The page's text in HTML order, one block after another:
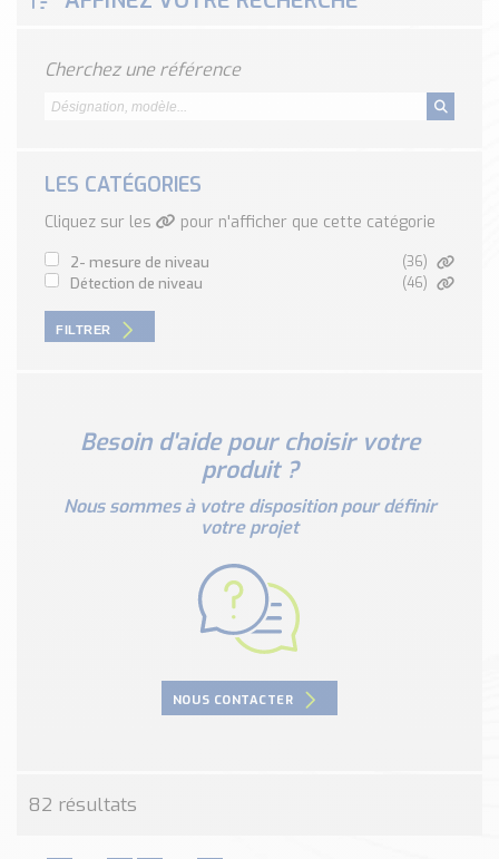
RED LION
IDEM SAFETY
Nos outils et simulateurs
Téléchargement (Logiciels, Documents,..)
Formulaire sonde température
Convertisseur de pression
Calculateur Chauffage/Liquide/Gaz
Nos Réalisations
Conseils et Actualités
Catalogue des essentiels pour les brasseries et micro-
Cherchez une référence
LES CATÉGORIES
Cliquez sur les pour n'afficher que cette catégorie
2- mesure de niveau (36)
détection de niveau (46)
FILTRER
Besoin d'aide pour choisir votre
produit ?
Nous sommes à votre disposition pour définir
votre projet
NOUS CONTACTER
82 résultats